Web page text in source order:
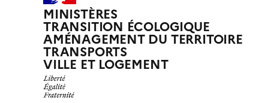
MINISTÈRES
TRANSITION ÉCOLOGIQUE
AMÉNAGEMENT DU TERRITOIRE
TRANSPORTS
VILLE ET LOGEMENT